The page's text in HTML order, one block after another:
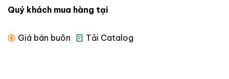
Quý khách mua hàng tại
Giá bán buôn Tải Catalog